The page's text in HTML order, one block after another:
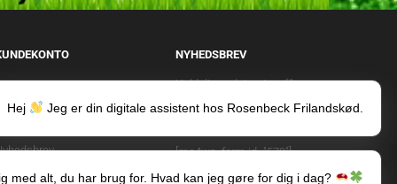
Min konto
NYHEDSBREV
Hold dig opdateret og få
samtidigg tilbud og rabatter
[mc4wp_form id="579"]
Hej Jeg er din digitale assistent hos Rosenbeck Frilandskød.
med alt, du har brug for. Hvad kan jeg gøre for dig i dag?